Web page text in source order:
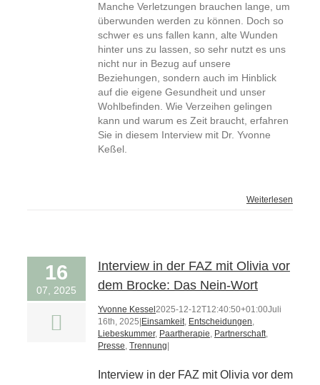
Manche Verletzungen brauchen lange, um
überwunden werden zu können. Doch so
schwer es uns fallen kann, alte Wunden
hinter uns zu lassen, so sehr nutzt es uns
nicht nur in Bezug auf unsere
Beziehungen, sondern auch im Hinblick
auf die eigene Gesundheit und unser
Wohlbefinden. Wie Verzeihen gelingen
kann und warum es Zeit braucht, erfahren
Sie in diesem Interview mit Dr. Yvonne
Keßel.
Weiterlesen
16
07, 2025
Interview in der FAZ mit Olivia vor
dem Brocke: Das Nein-Wort
Yvonne Kessel 2025-12-12T12:40:50+01:00Juli
16th, 2025 Einsamkeit, Entscheidungen,
Liebeskummer, Paartherapie, Partnerschaft,
Presse, Trennung
Interview in der FAZ mit Olivia vor dem